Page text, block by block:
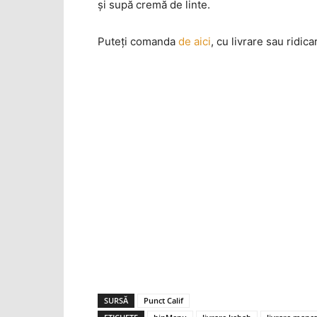
şi supă cremă de linte.
Puteţi comanda de aici, cu livrare sau
SURSĂ
Punct Calif